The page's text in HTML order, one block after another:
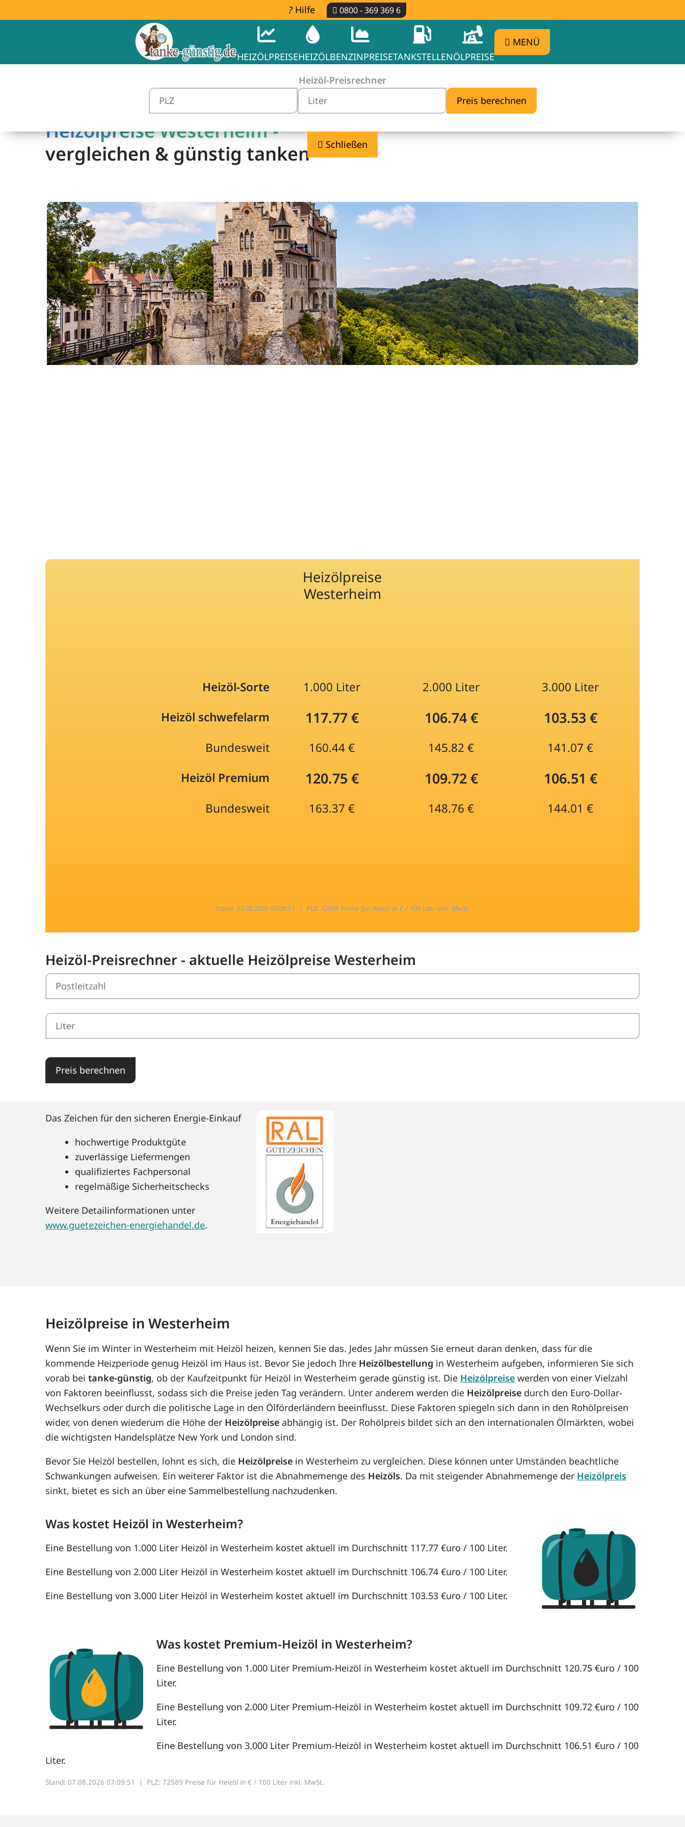
Hilfe 0800 - 369 369 6
HEIZÖLPREISEHEIZÖLBENZINPREISETANKSTELLENÖLPREISE
MENÜ
Heizöl-Preisrechner
Schließen
Heizölpreise Westerheim -
vergleichen & günstig tanken
Heizölpreise
Westerheim
Heizöl-Sorte 1.000 Liter 2.000 Liter
3.000 Liter
Heizöl schwefelarm
117.77 € 106.74 € 103.53 €
Bundesweit 160.44 € 145.82 €
141.07 €
Heizöl Premium
120.75 € 109.72 € 106.51 €
Bundesweit 163.37 € 148.76 € 144.01 €
Stand: 07.08.2026 07:09:51 |PLZ: 72589 Preise für Heizöl in € / 100 Liter inkl. MwSt.
Heizöl-Preisrechner - aktuelle Heizölpreise Westerheim
Preis berechnen
Das Zeichen für den sicheren Energie-Einkauf
hochwertige Produktgüte
zuverlässige Liefermengen
qualifiziertes Fachpersonal
regelmäßige Sicherheitschecks
Weitere Detailinformationen unter
www.guetezeichen-energiehandel.de.
Heizölpreise in Westerheim
Wenn Sie im Winter in Westerheim mit Heizöl heizen, kennen Sie das. Jedes Jahr müssen Sie erneut daran denken, dass für die
kommende Heizperiode genug Heizöl im Haus ist. Bevor Sie jedoch Ihre Heizölbestellung in Westerheim aufgeben, informieren Sie sich
vorab beitanke-günstig, ob der Kaufzeitpunkt für Heizöl in Westerheim gerade günstig ist. Die Heizölpreise werden von einer Vielzahl
von Faktoren beeinflusst, sodass sich die Preise jeden Tag verändern. Unter anderem werden die Heizölpreise durch den Euro-Dollar-
Wechselkurs oder durch die politische Lage in den Ölförderländern beeinflusst. Diese Faktoren spiegeln sich dann in den Rohölpreisen
wider, von denen wiederum die Höhe der Heizölpreise abhängig ist. Der Rohölpreis bildet sich an den internationalen Ölmärkten, wobei
die wichtigsten Handelsplätze New York und London sind.
Bevor Sie Heizöl bestellen, lohnt es sich, die Heizölpreise in Westerheim zu vergleichen. Diese können unter Umständen beachtliche
Schwankungen aufweisen. Ein weiterer Faktor ist die Abnahmemenge des Heizöls. Da mit steigender Abnahmemenge der Heizölpreis
sinkt, bietet es sich an über eine Sammelbestellung nachzudenken.
Was kostet Heizöl in Westerheim?
Eine Bestellung von 1.000 Liter Heizöl in Westerheim kostet aktuell im Durchschnitt 117.77 €uro / 100 Liter.
Eine Bestellung von 2.000 Liter Heizöl in Westerheim kostet aktuell im Durchschnitt 106.74 €uro / 100 Liter.
Eine Bestellung von 3.000 Liter Heizöl in Westerheim kostet aktuell im Durchschnitt 103.53 €uro / 100 Liter.
Was kostet Premium-Heizöl in Westerheim?
Eine Bestellung von 1.000 Liter Premium-Heizöl in Westerheim kostet aktuell im Durchschnitt 120.75 €uro / 100
Liter.
Eine Bestellung von 2.000 Liter Premium-Heizöl in Westerheim kostet aktuell im Durchschnitt 109.72 €uro / 100
Liter.
Eine Bestellung von 3.000 Liter Premium-Heizöl in Westerheim kostet aktuell im Durchschnitt 106.51 €uro / 100
Liter.
Stand: 07.08.2026 07:09:51 | PLZ: 72589 Preise für Heizöl in € / 100 Liter inkl. MwSt.